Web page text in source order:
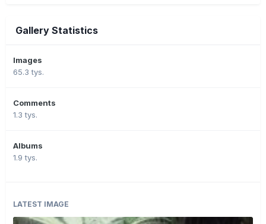
Gallery Statistics
Images
65.3 tys.
Comments
1.3 tys.
Albums
1.9 tys.
LATEST IMAGE